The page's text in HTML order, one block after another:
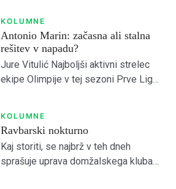
religioznih in filozofskih šol, da bi
odprl vrata brez vrat. […]
KOLUMNE
Antonio Marin: začasna ali stalna
rešitev v napadu?
Jure Vitulić Najboljši aktivni strelec
ekipe Olimpije v tej sezoni Prve Lige
KOLUMNE
Ravbarski nokturno
Kaj storiti, se najbrž v teh dneh
sprašuje uprava domžalskega kluba